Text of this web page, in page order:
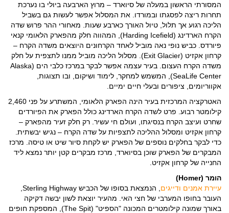
המסורתי הראשון במעלה של סיוארד – מרוץ הארבעה ביולי בו נערכת
תחרות ריצה לפסגתו ובמורדו. את המסלול אפשר לעשות גם בשביל
הליכה רגוע אך תלול, טיול האורך כארבע שעות. מאחורי ההר פרוש שדה
הקרח הארדינג (Harding Icefield), המהווה חלק מהפארק הלאומי קנאי
פיורדס. כביש נופי נאה מוביל לאחד הקרחונים היוצאים משדה הקרח –
קרחון אקזיט (Exit Glacier). מסלול הליכה מוביל ממנו לתצפית על חלק
משדה הקרח העצום. בעיר עצמה אפשר לבקר במרכז כלבי הים (Alaska
SeaLife Center), המשמש למחקר, לימוד ושיקום, ובו תצוגות,
אקווריומים, ציפורים ובעלי חיים ימיים.
האטרקציה המרכזית בעיר הינה הפארק הלאומי, המשתרע על פני 2,460
קילומטר רבוע. פרט לשדה הקרח הארדינג כולל הפארק את הפיורדים
שחרט ועיצב הקרח בנסיגתו, ועולם חי עשיר. רק חלק זעיר מהפארק –
קרחון אקזיט ומסלול ההליכה לתצפיות על שדה הקרח – נגיש יבשתית.
כדי לבקר בחלקים נוספים של הפארק יש לקחת סיור שיט או טיסה. מרכז
המבקרים של הפארק שוכן בסיוארד, מרכז מבקרים קטן יותר נמצא ליד
החנייה של קרחון אקזיט.
הומר (Homer)
עיירת אמנים ודייגים
העובר בחופו המערבי של חצי האי. מהעיר יוצאת לשון יבשה דקיקה
באורך שמונה קילומטרים המכונה "הספיט" (The Spit), המספקת חופים